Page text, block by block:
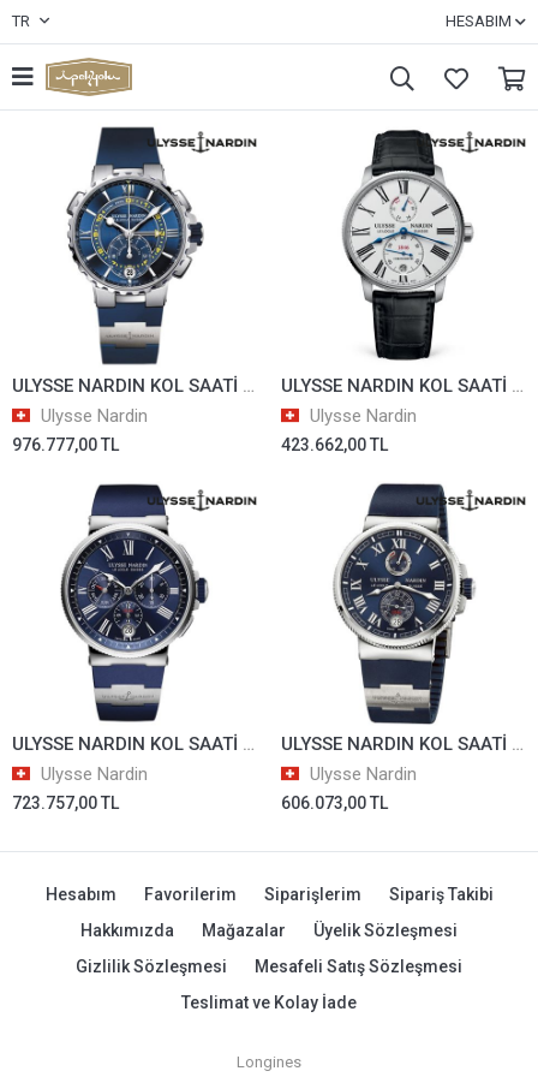
TR HESABIM
ULYSSE NARDIN KOL SAATİ UN-17917/1553-155-3/43
Ulysse Nardin
976.777,00 TL
ULYSSE NARDIN KOL SAATİ UN-17936/1183-310/40
Ulysse Nardin
423.662,00 TL
ULYSSE NARDIN KOL SAATİ UN-1533-150-3/43
Ulysse Nardin
723.757,00 TL
ULYSSE NARDIN KOL SAATİ UN-17493/1183-126-3/43
Ulysse Nardin
606.073,00 TL
Hesabım Favorilerim Siparişlerim
Sipariş Takibi
Hakkımızda
Mağazalar
Üyelik Sözleşmesi
Gizlilik Sözleşmesi
Mesafeli Satış Sözleşmesi
Teslimat ve Kolay İade
Longines